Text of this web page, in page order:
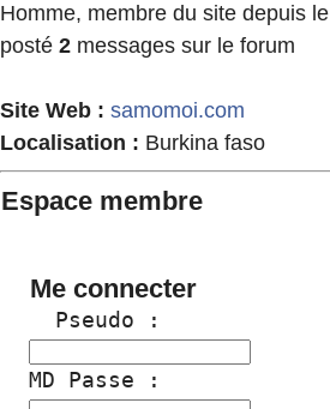
Homme, membre du site depuis le
posté 2 messages sur le forum
Site Web : samomoi.com
Localisation : Burkina faso
Espace membre
Me connecter
  Pseudo :
MD Passe :